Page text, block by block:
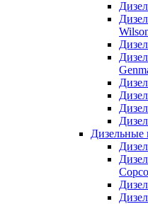
Дизельные
Copco